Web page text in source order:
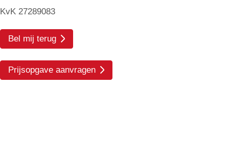
KvK 27289083
Bel mij terug
Prijsopgave aanvragen